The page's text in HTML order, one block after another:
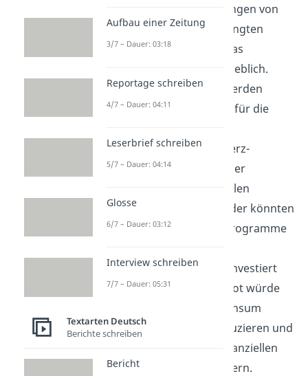
Gesellschaft. Behandlungen von
Tabak- und alkoholbedingten
Krankheiten belasten das
Gesundheitssystem erheblich.
Allein in Deutschland werden
jährlich Milliarden Euro für die
Krebserkrankungen, Herz-
Kreislauf-Problemen oder
alkoholbedingten Unfällen
ausgegeben. Diese Gelder könnten
besser in Präventionsprogramme
medizinische Projekte investiert
werden. Ein Werbeverbot würde
dazu beitragen, den Konsum
dieser Produkte zu reduzieren und
somit langfristig die finanziellen
Belastungen zu verringern.
Aufbau einer Zeitung
3/7 – Dauer: 03:18
Reportage schreiben
4/7 – Dauer: 04:11
Leserbrief schreiben
5/7 – Dauer: 04:14
Glosse
6/7 – Dauer: 03:12
Interview schreiben
7/7 – Dauer: 05:31
Textarten Deutsch
Berichte schreiben
Bericht